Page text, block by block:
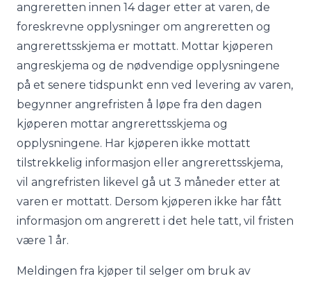
angreretten innen 14 dager etter at varen, de
foreskrevne opplysninger om angreretten og
angrerettsskjema er mottatt. Mottar kjøperen
angreskjema og de nødvendige opplysningene
på et senere tidspunkt enn ved levering av varen,
begynner angrefristen å løpe fra den dagen
kjøperen mottar angrerettsskjema og
opplysningene. Har kjøperen ikke mottatt
tilstrekkelig informasjon eller angrerettsskjema,
vil angrefristen likevel gå ut 3 måneder etter at
varen er mottatt. Dersom kjøperen ikke har fått
informasjon om angrerett i det hele tatt, vil fristen
være 1 år.
Meldingen fra kjøper til selger om bruk av